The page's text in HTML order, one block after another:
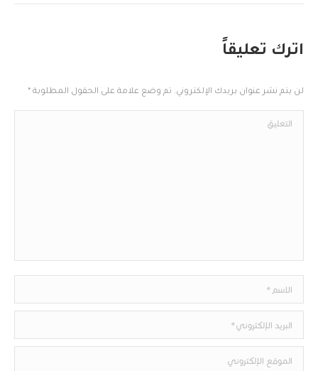
اترك تعليقاً
لن يتم نشر عنوان بريدك الإلكتروني. تم وضع علامة على الحقول المطلوبة *
التعليق
البريد الإلكتروني*
الموقع الإلكتروني